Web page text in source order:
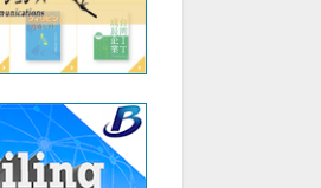
10:55
第101回EGAビジネスカンファレンスinダナン株式会社マザープラス 代表取締役 巽 房子